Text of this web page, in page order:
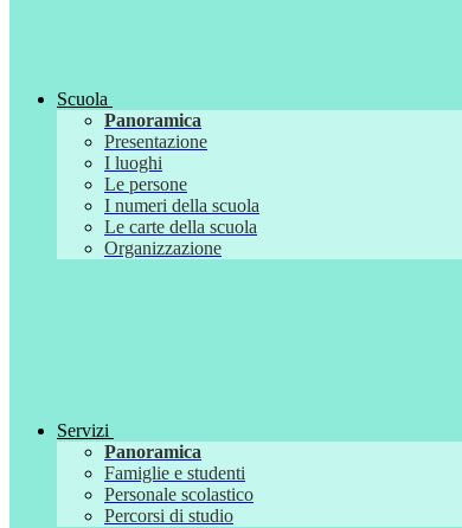
Scuola
Panoramica
Presentazione
I luoghi
Le persone
I numeri della scuola
Le carte della scuola
Organizzazione
Servizi
Panoramica
Famiglie e studenti
Personale scolastico
Percorsi di studio